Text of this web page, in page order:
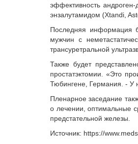
эффективность
энзалутамидом (Xtandi,
Последняя информация
мужчин с
трансуретральной
Также будет
простатэктомии. «Это
Тюбингене, Германия. - У
Пленарное заседание
о лечении, оптимальные
предстательной железы.
Источник: https://